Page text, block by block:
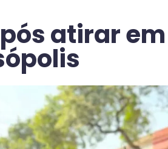
atirar em